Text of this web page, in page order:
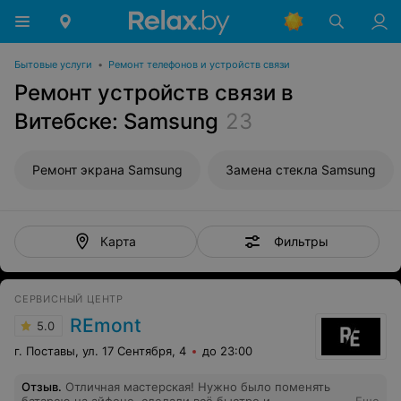
Бытовые услуги • Ремонт телефонов и устройств связи
Ремонт устройств связи в
Витебске: Samsung 23
Ремонт экрана Samsung Замена стекла Samsung
Карта Фильтры
СЕРВИСНЫЙ ЦЕНТР
5.0 REmont
г. Поставы, ул. 17 Сентября, 4 до 23:00
Отзыв. Отличная мастерская! Нужно было поменять